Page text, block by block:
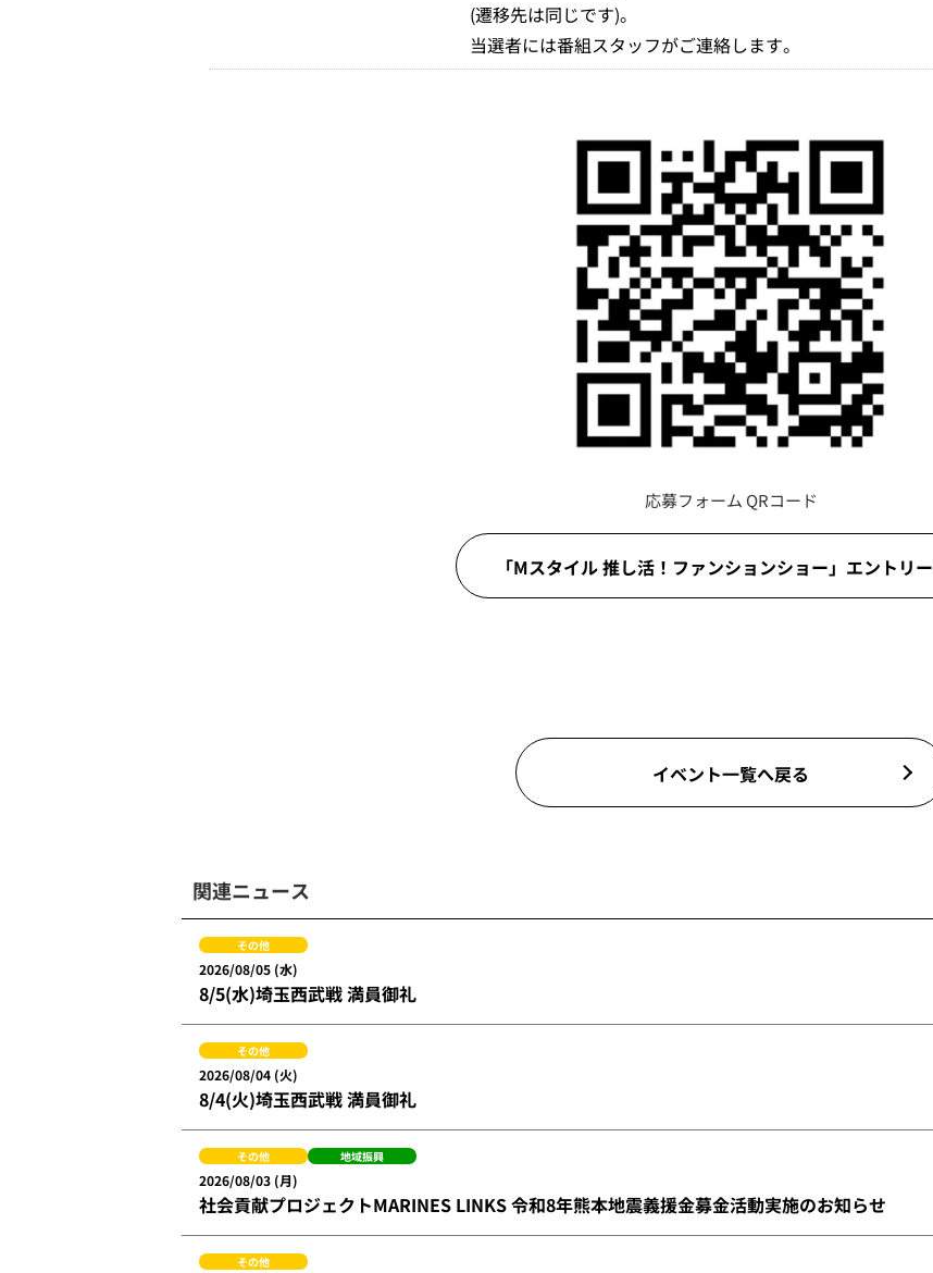
(遷移先は同じです)。
当選者には番組スタッフがご連絡します。
応募フォーム QRコード
「Mスタイル 推し活！ファンションショー」エントリー
イベント一覧へ戻る
関連ニュース
その他
2026/08/05 (水)
8/5(水)埼玉西武戦 満員御礼
その他
2026/08/04 (火)
8/4(火)埼玉西武戦 満員御礼
その他 地域振興
2026/08/03 (月)
社会貢献プロジェクトMARINES LINKS 令和8年熊本地震義援金募金活動実施のお知らせ
その他